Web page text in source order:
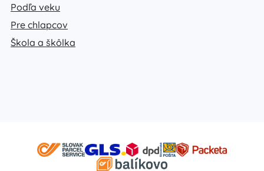
Podľa veku
Pre chlapcov
Škola a škôlka